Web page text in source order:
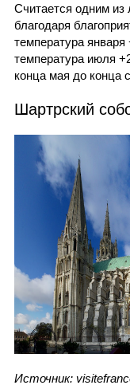
Считается одним
благодаря
температура
температура июля
конца мая до конца
Шартрский
Источник: